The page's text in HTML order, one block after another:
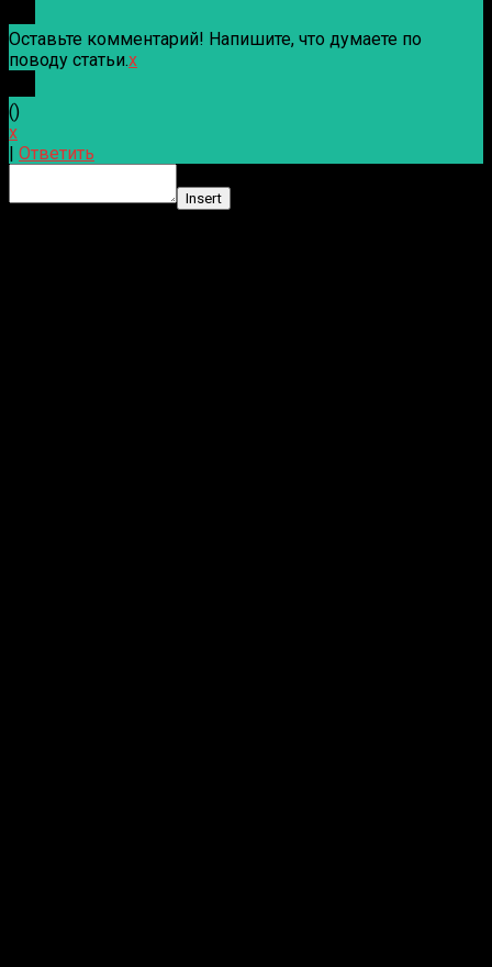
Оставьте комментарий! Напишите, что думаете по
поводу статьи.x
()
x
Ответить
Insert